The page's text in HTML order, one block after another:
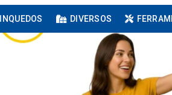
DIVERSOS